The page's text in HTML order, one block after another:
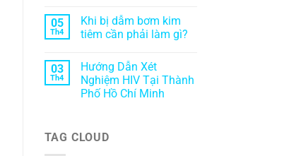
05
Th4
Khi bị dẫm bơm kim
tiêm cần phải làm gì?
03
Th4
Hướng Dẫn Xét
Nghiệm HIV Tại Thành
Phố Hồ Chí Minh
TAG CLOUD